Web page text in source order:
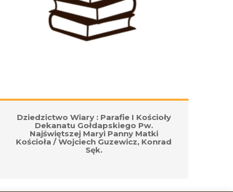
Dziedzictwo Wiary : Parafie I Kościoły
Dekanatu Gołdapskiego Pw.
Najświętszej Maryi Panny Matki
Kościoła / Wojciech Guzewicz, Konrad
Sęk.